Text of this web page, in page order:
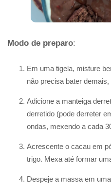
Modo de preparo:
Em uma tigela, misture
não precisa bater
Adicione a manteiga
derretido (pode derreter
ondas, mexendo a cada
Acrescente o cacau em
trigo. Mexa até formar
Despeje a massa em